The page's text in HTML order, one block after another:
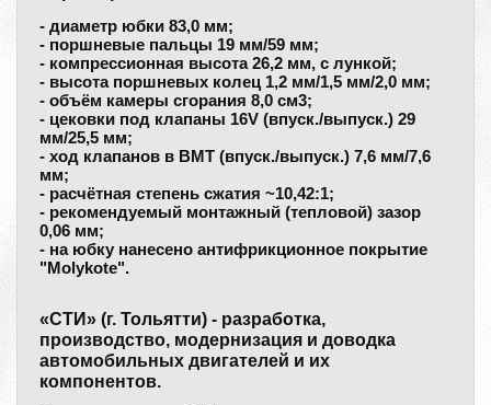
- диаметр юбки 83,0 мм;
- поршневые пальцы 19 мм/59 мм;
- компрессионная высота 26,2 мм, с лункой;
- высота поршневых колец 1,2 мм/1,5 мм/2,0 мм;
- объём камеры сгорания 8,0 см3;
- цековки под клапаны 16V (впуск./выпуск.) 29
мм/25,5 мм;
- ход клапанов в ВМТ (впуск./выпуск.) 7,6 мм/7,6
мм;
- расчётная степень сжатия ~10,42:1;
- рекомендуемый монтажный (тепловой) зазор
0,06 мм;
- на юбку нанесено антифрикционное покрытие
"Molykote".
«СТИ» (г. Тольятти) - разработка,
производство, модернизация и доводка
автомобильных двигателей и их
компонентов.